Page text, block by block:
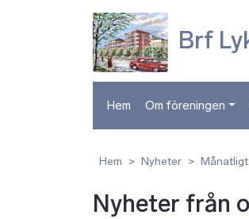
Brf
Hem Om föreningen
Hem Nyheter
Nyheter från